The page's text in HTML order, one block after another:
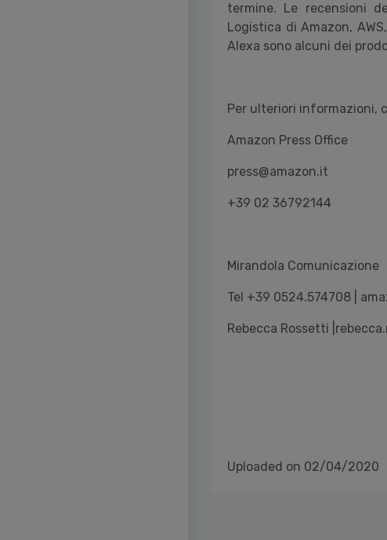
termine. Le recensioni
Logistica di Amazon,
Alexa sono alcuni dei
Per ulteriori informazioni,
Amazon Press Office
press@amazon.it
+39 02 36792144
Mirandola Comunicazione
Tel +39 0524.574708 |
Rebecca Rossetti
Uploaded on 02/04/2020